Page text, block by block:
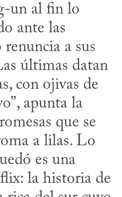
un al fin lo
ante las
a sus
últimas datan
con ojivas de
apunta la
que se
a lilas. Lo
es una
la historia de